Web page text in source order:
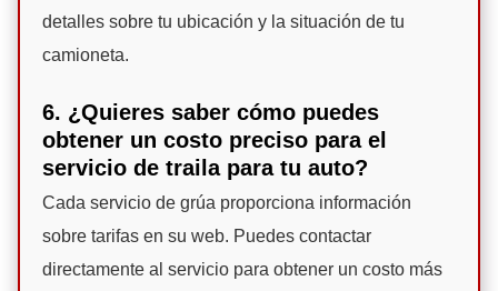
detalles sobre tu ubicación y la situación de tu
camioneta.
6. ¿Quieres saber cómo puedes
obtener un costo preciso para el
servicio de traila para tu auto?
Cada servicio de grúa proporciona información
sobre tarifas en su web. Puedes contactar
directamente al servicio para obtener un costo más